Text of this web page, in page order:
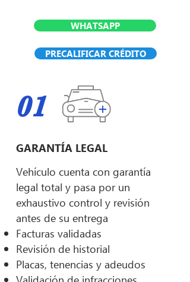
WHATSAPP
PRECALIFICAR CRÉDITO
01
GARANTÍA LEGAL
Vehículo cuenta con garantía
legal total y pasa por un
exhaustivo control y revisión
antes de su entrega
Facturas validadas
Revisión de historial
Placas, tenencias y adeudos